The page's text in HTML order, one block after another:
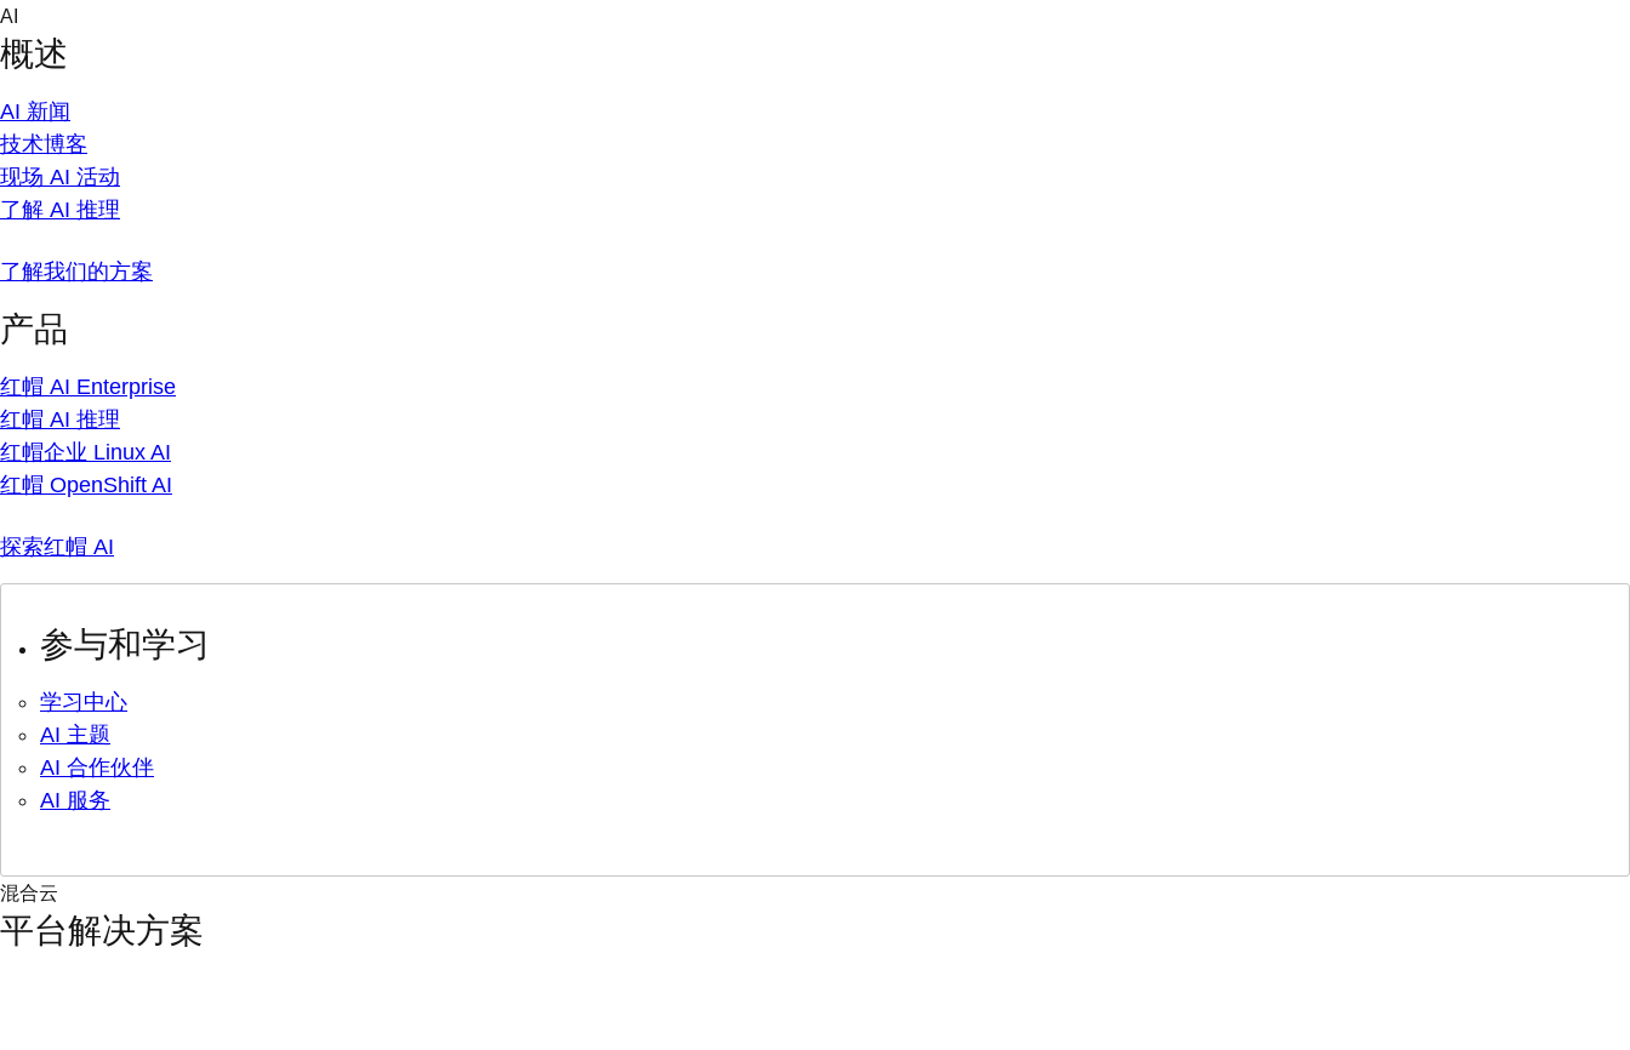
Skip
content
AI
概述
AI 新闻
技术博客
现场 AI 活动
了解 AI 推理
了解我们的方案
产品
红帽 AI Enterprise
红帽 AI 推理
红帽企业 Linux AI
红帽 OpenShift AI
探索红帽 AI
参与和学习
学习中心
AI 主题
AI 合作伙伴
AI 服务
混合云
平台解决方案